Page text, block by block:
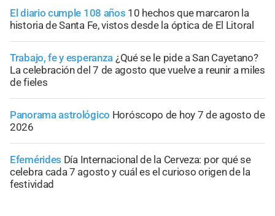
El diario cumple 108 años 10 hechos que marcaron la
historia de Santa Fe, vistos desde la óptica de El Litoral
Trabajo, fe y esperanza ¿Qué se le pide a San Cayetano?
La celebración del 7 de agosto que vuelve a reunir a miles
de fieles
Panorama astrológico Horóscopo de hoy 7 de agosto de
2026
Efemérides Día Internacional de la Cerveza: por qué se
celebra cada 7 agosto y cuál es el curioso origen de la
festividad